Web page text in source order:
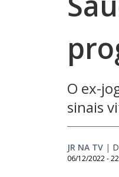
O ex-
sinais
JR NA TV |
06/12/2022 -